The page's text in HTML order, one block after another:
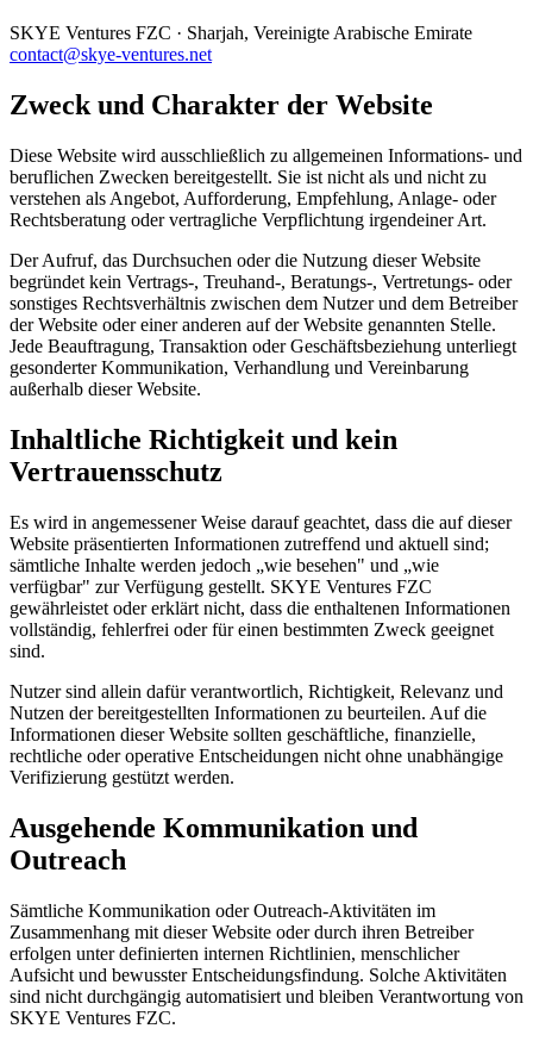
SKYE Ventures FZC · Sharjah, Vereinigte Arabische Emirate
contact@skye-ventures.net
Zweck und Charakter der Website
Diese Website wird ausschließlich zu allgemeinen Informations- und
beruflichen Zwecken bereitgestellt. Sie ist nicht als und nicht zu
verstehen als Angebot, Aufforderung, Empfehlung, Anlage- oder
Rechtsberatung oder vertragliche Verpflichtung irgendeiner Art.
Der Aufruf, das Durchsuchen oder die Nutzung dieser Website
begründet kein Vertrags-, Treuhand-, Beratungs-, Vertretungs- oder
sonstiges Rechtsverhältnis zwischen dem Nutzer und dem Betreiber
der Website oder einer anderen auf der Website genannten Stelle.
Jede Beauftragung, Transaktion oder Geschäftsbeziehung unterliegt
gesonderter Kommunikation, Verhandlung und Vereinbarung
außerhalb dieser Website.
Inhaltliche Richtigkeit und kein
Vertrauensschutz
Es wird in angemessener Weise darauf geachtet, dass die auf dieser
Website präsentierten Informationen zutreffend und aktuell sind;
sämtliche Inhalte werden jedoch „wie besehen" und „wie
verfügbar" zur Verfügung gestellt. SKYE Ventures FZC
gewährleistet oder erklärt nicht, dass die enthaltenen Informationen
vollständig, fehlerfrei oder für einen bestimmten Zweck geeignet
sind.
Nutzer sind allein dafür verantwortlich, Richtigkeit, Relevanz und
Nutzen der bereitgestellten Informationen zu beurteilen. Auf die
Informationen dieser Website sollten geschäftliche, finanzielle,
rechtliche oder operative Entscheidungen nicht ohne unabhängige
Verifizierung gestützt werden.
Ausgehende Kommunikation und
Outreach
Sämtliche Kommunikation oder Outreach-Aktivitäten im
Zusammenhang mit dieser Website oder durch ihren Betreiber
erfolgen unter definierten internen Richtlinien, menschlicher
Aufsicht und bewusster Entscheidungsfindung. Solche Aktivitäten
sind nicht durchgängig automatisiert und bleiben Verantwortung von
SKYE Ventures FZC.